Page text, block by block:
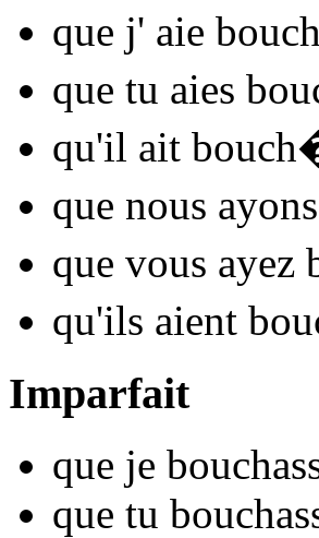
que j' aie bouch
que tu aies
qu'il ait bouch
que nous
que vous ayez
qu'ils aient
Imparfait
que je bouch
que tu bouch